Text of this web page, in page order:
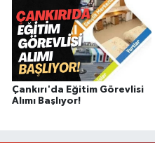
Çankırı'da Eğitim Görevlisi
Alımı Başlıyor!